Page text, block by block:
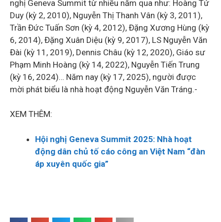
nghị Geneva Summit từ nhiều năm qua như: Hoàng Tứ
Duy (kỳ 2, 2010), Nguyễn Thị Thanh Vân (kỳ 3, 2011),
Trần Đức Tuấn Sơn (kỳ 4, 2012), Đặng Xương Hùng (kỳ
6, 2014), Đặng Xuân Diệu (kỳ 9, 2017), LS Nguyễn Văn
Đài (kỳ 11, 2019), Dennis Châu (kỳ 12, 2020), Giáo sư
Phạm Minh Hoàng (kỳ 14, 2022), Nguyễn Tiến Trung
(kỳ 16, 2024)… Năm nay (kỳ 17, 2025), người được
mời phát biểu là nhà hoạt động Nguyễn Văn Tráng.-
XEM THÊM:
Hội nghị Geneva Summit 2025: Nhà hoạt
động dân chủ tố cáo công an Việt Nam “đàn
áp xuyên quốc gia”